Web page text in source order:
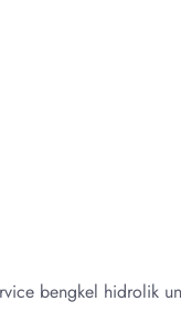
bengkel hidrolik